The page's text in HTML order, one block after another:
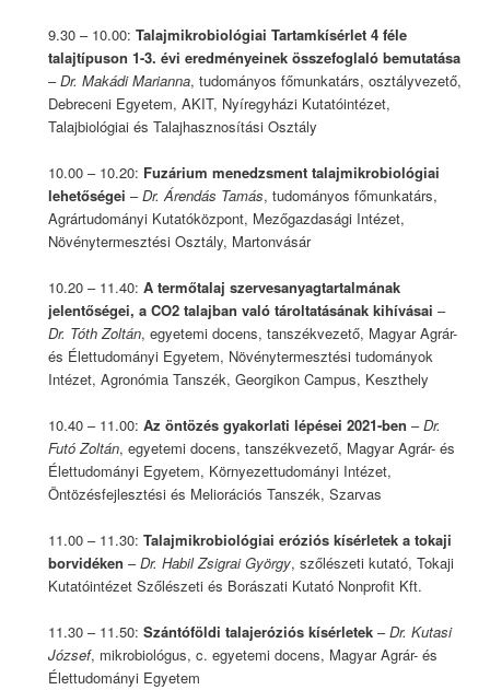
9.30 – 10.00:Talajmikrobiológiai Tartamkísérlet 4 féle
talajtípuson 1-3. évi eredményeinek összefoglaló bemutatása
–Dr. Makádi Marianna, tudományos főmunkatárs, osztályvezető,
Debreceni Egyetem, AKIT, Nyíregyházi Kutatóintézet,
Talajbiológiai és Talajhasznosítási Osztály
10.00 – 10.20: Fuzárium menedzsment talajmikrobiológiai
lehetőségei–Dr. Árendás Tamás, tudományos főmunkatárs,
Agrártudományi Kutatóközpont, Mezőgazdasági Intézet,
Növénytermesztési Osztály, Martonvásár
10.20 – 11.40:A termőtalaj szervesanyagtartalmának
jelentőségei, a CO2 talajban való tároltatásának kihívásai–
Dr. Tóth Zoltán, egyetemi docens, tanszékvezető, Magyar Agrár-
és Élettudományi Egyetem, Növénytermesztési tudományok
Intézet, Agronómia Tanszék, Georgikon Campus, Keszthely
10.40 – 11.00:Az öntözés gyakorlati lépései 2021-ben–Dr.
Futó Zoltán, egyetemi docens, tanszékvezető, Magyar Agrár- és
Élettudományi Egyetem, Környezettudományi Intézet,
Öntözésfejlesztési és Meliorációs Tanszék, Szarvas
11.00 – 11.30:Talajmikrobiológiai eróziós kísérletek a tokaji
borvidéken–Dr. Habil Zsigrai György, szőlészeti kutató, Tokaji
Kutatóintézet Szőlészeti és Borászati Kutató Nonprofit Kft.
11.30 – 11.50:Szántóföldi talajeróziós kísérletek–Dr. Kutasi
József, mikrobiológus, c. egyetemi docens, Magyar Agrár- és
Élettudományi Egyetem